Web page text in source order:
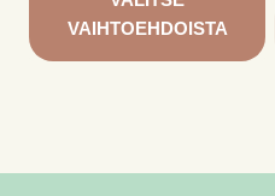
VAIHTOEHDOISTA